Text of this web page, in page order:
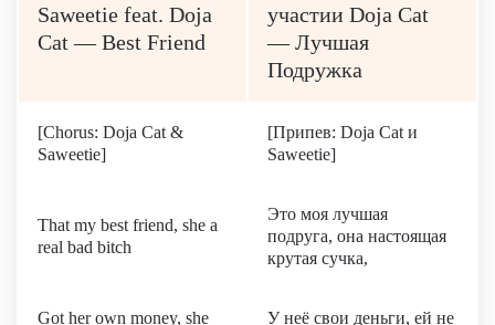
Saweetie feat. Doja
Cat — Best Friend
участии Doja Cat
— Лучшая
Подружка
[Chorus: Doja Cat &
Saweetie]
[Припев: Doja Cat и
Saweetie]
That my best friend, she a
real bad bitch
Это моя лучшая
подруга, она настоящая
крутая сучка,
Got her own money, she
У неё свои деньги, ей не